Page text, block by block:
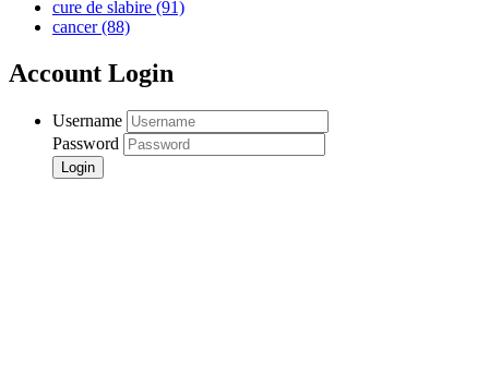
cure de slabire (91)
cancer(88)
Account Login
Username
Password